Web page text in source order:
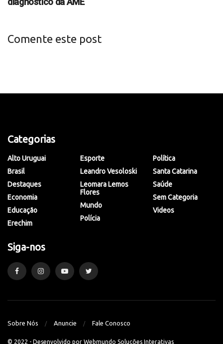
Comente este post
Categorias
Alto Uruguai
Brasil
Destaques
Economia
Educação
Erechim
Esporte
Leandro Vesoloski
Leomara Lemos
Flores
Mundo
Polícia
Política
Santa Catarina
Saúde
Sem Categoria
Videos
Siga-nos
Sobre Nós Anuncie Fale Conosco
© 2022 - Desenvolvido por Webmundo Soluções Interativas